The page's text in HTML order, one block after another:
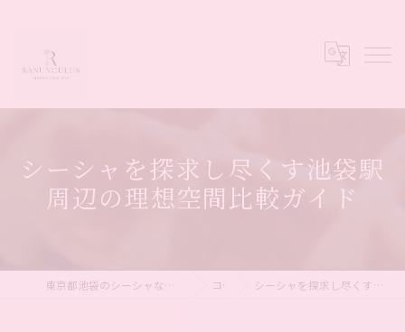
シーシャを探求し尽くす池袋駅
周辺の理想空間比較ガイド
東京都池袋のシーシャならシーシャカフェ&バー Ranunculus コラム シーシャを探求し尽くす池袋駅周辺の理想空間比較ガイド